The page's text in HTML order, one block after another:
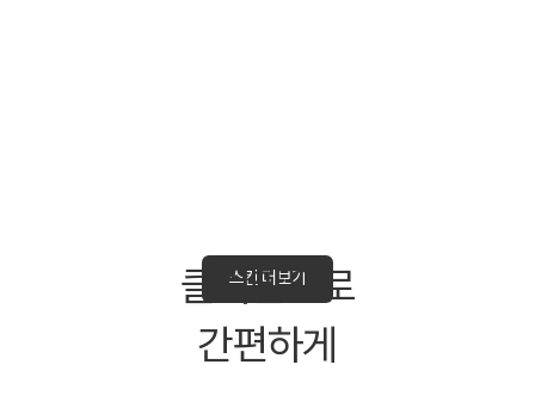
스킨 더보기
클릭만으로
간편하게